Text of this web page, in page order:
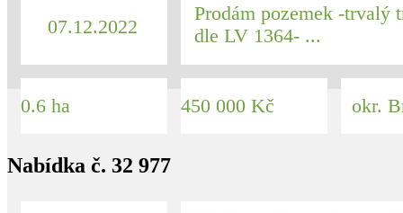
07.12.2022
Prodám pozemek -trvalý
dle LV 1364- ...
0.6 ha 450 000 Kč okr.
Nabídka č. 32 977